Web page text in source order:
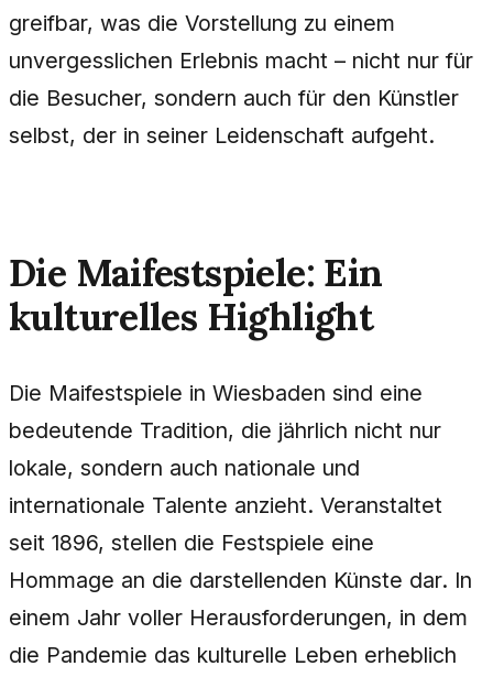
greifbar, was die Vorstellung zu einem
unvergesslichen Erlebnis macht – nicht nur für
die Besucher, sondern auch für den Künstler
selbst, der in seiner Leidenschaft aufgeht.
Die Maifestspiele: Ein
kulturelles Highlight
Die Maifestspiele in Wiesbaden sind eine
bedeutende Tradition, die jährlich nicht nur
lokale, sondern auch nationale und
internationale Talente anzieht. Veranstaltet
seit 1896, stellen die Festspiele eine
Hommage an die darstellenden Künste dar. In
einem Jahr voller Herausforderungen, in dem
die Pandemie das kulturelle Leben erheblich